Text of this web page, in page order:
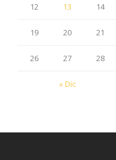
« Dic
12 13 14
19 20 21
26 27 28